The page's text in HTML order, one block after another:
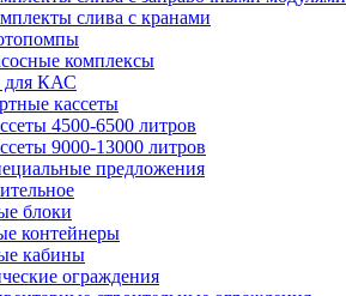
слива с кранами
комплексы
для КАС
кассеты
4500-6500 литров
9000-13000 литров
предложения
блоки
контейнеры
кабины
ограждения